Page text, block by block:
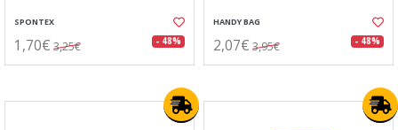
SPONTEX
1,70€ 3,25€ - 48%
HANDY BAG
2,07€ 3,95€ - 48%